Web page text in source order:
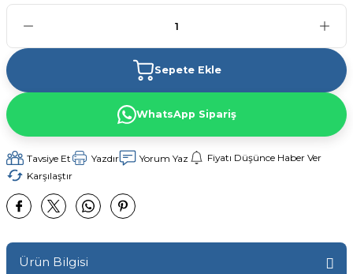
Sepete Ekle
WhatsApp Sipariş
Tavsiye Et Yazdır Yorum Yaz
Fiyatı Düşünce Haber Ver
Karşılaştır
Ürün Bilgisi